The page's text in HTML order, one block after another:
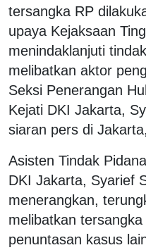
tersangka RP
upaya Kejaksaan
menindaklanjuti
melibatkan aktor
Seksi Penerangan
Kejati DKI Jakarta,
siaran pers di
Asisten Tindak
DKI Jakarta, Syarief
menerangkan,
melibatkan
penuntasan kasus